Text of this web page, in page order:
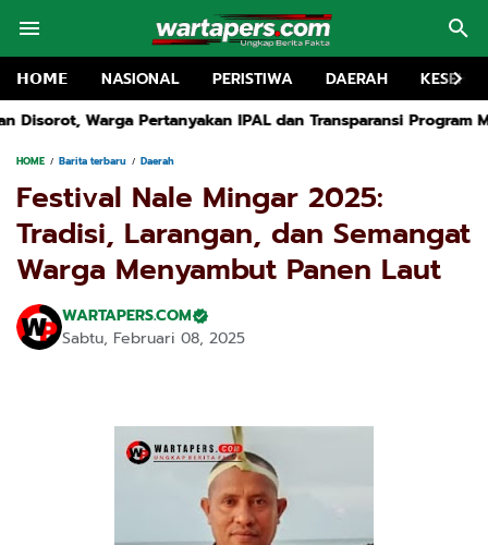
𝗛𝗢𝗠𝗘 NASIONAL PERISTIWA DAERAH
IPAL dan Transparansi Program Makan Bergizi Gratis TRK
HOME Barita terbaru Daerah
Festival Nale Mingar 2025:
Tradisi, Larangan, dan Semangat
Warga Menyambut Panen Laut
WARTAPERS.COM
Sabtu, Februari 08, 2025